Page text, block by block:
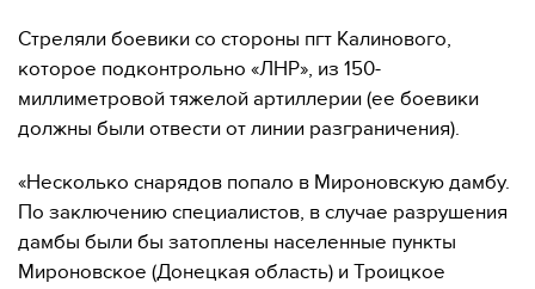
Стреляли боевики со стороны пгт Калинового,
которое подконтрольно «ЛНР», из 150-
миллиметровой тяжелой артиллерии (ее боевики
должны были отвести от линии разграничения).
«Несколько снарядов попало в Мироновскую дамбу.
По заключению специалистов, в случае разрушения
дамбы были бы затоплены населенные пункты
Мироновское (Донецкая область) и Троицкое